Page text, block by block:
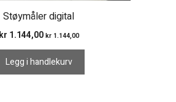
Støymåler digital
kr 1.144,00 kr1.144,00
Legg i handlekurv